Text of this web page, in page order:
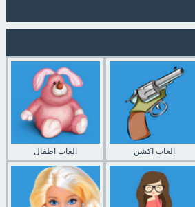
العاب اطفال العاب اكشن